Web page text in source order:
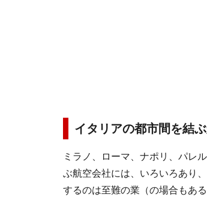
イタリアの都市間を結
ミラノ、ローマ、ナポリ、パレ
ぶ航空会社には、いろいろあり
するのは至難の業（の場合もある